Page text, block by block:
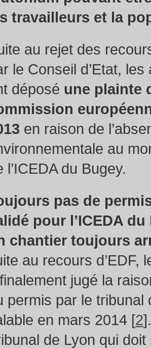
travailleurs et la
au rejet des
le Conseil d’Etat,
déposé une plainte
en raison de
au
l’ICEDA du Bugey.
pas de
pour l’ICEDA
chantier toujours
au recours d’EDF,
jugé la
permis par le tribunal
en mars 2014 [2
de Lyon qui